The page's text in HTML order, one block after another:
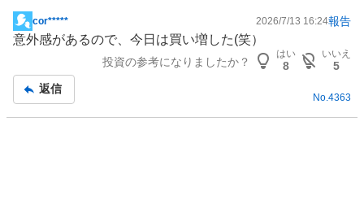
掲
示
事
cor***** 2026/7/13 16:24報告
意外感があるので、今日は買い増した(笑）
投資の参考になりましたか？
はい
8
いいえ
5
返信
No. 4363